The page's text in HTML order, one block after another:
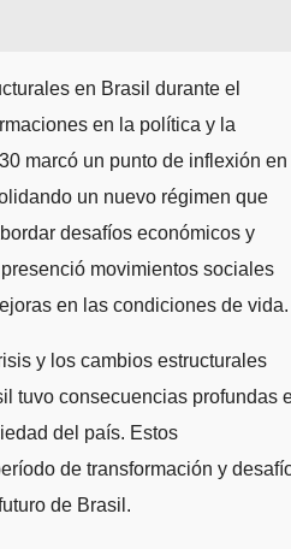
en Brasil durante el
en la política y la
marcó un punto de inflexión en
un nuevo régimen que
desafíos económicos y
movimientos sociales
en las condiciones de vida.
y los cambios estructurales
tuvo consecuencias profundas
del país. Estos
de transformación y
de Brasil.